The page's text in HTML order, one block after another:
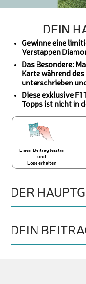
DEIN
Gewinne eine
Verstappen
Das Besondere:
Karte während
unterschrieben
Diese exklusive
Topps ist nicht in
Einen Beitrag leisten
und
Lose erhalten
DER
DEIN